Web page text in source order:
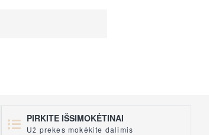
PIRKITE IŠSIMOKĖTINAI
Už prekes mokėkite dalimis